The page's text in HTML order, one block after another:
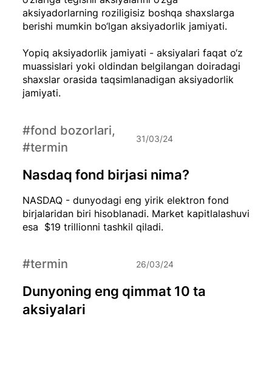
aksiyadorlarning roziligisiz boshqa shaxslarga
berishi mumkin bo‘lgan aksiyadorlik jamiyati.
Yopiq aksiyadorlik jamiyati - aksiyalari faqat o‘z
muassislari yoki oldindan belgilangan doiradagi
shaxslar orasida taqsimlanadigan aksiyadorlik
jamiyati.
NASDAQ - dunyodagi eng yirik elektron fond
birjalaridan biri hisoblanadi. Market kapitlalashuvi
esa $19 trillionni tashkil qiladi.
Nasdaq fond birjasi nima?
#fond bozorlari,
#termin
31/03/24
Dunyoning eng qimmat 10 ta
aksiyalari
#termin 26/03/24